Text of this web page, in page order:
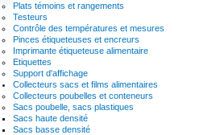
Plats témoins et rangements
Testeurs
Contrôle des températures et mesures
Pinces étiqueteuses et encreurs
Imprimante étiqueteuse alimentaire
Etiquettes
Support d'affichage
Collecteurs sacs et films alimentaires
Collecteurs poubelles et conteneurs
Sacs poubelle, sacs plastiques
Sacs haute densité
Sacs basse densité